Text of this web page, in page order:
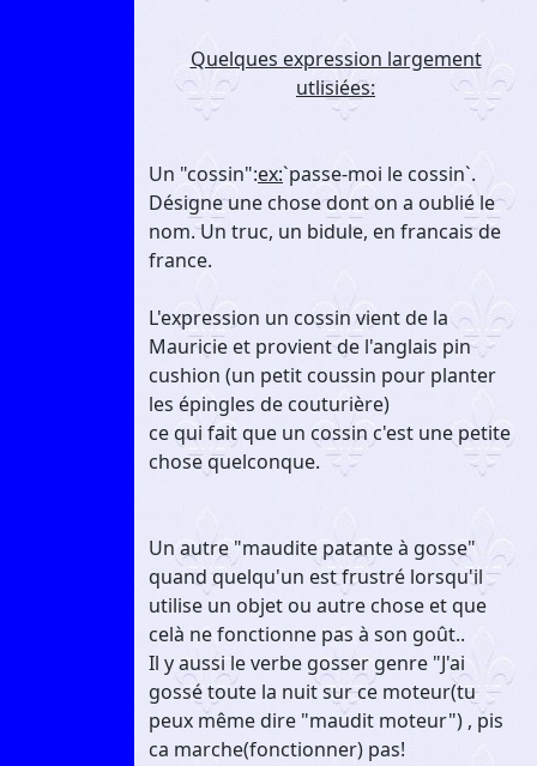
Quelques expression largement
utlisiées:
Un "cossin":ex:`passe-moi le cossin`.
Désigne une chose dont on a oublié le
nom. Un truc, un bidule, en francais de
france.
L'expression un cossin vient de la
Mauricie et provient de l'anglais pin
cushion (un petit coussin pour planter
les épingles de couturière)
ce qui fait que un cossin c'est une petite
chose quelconque.
Un autre "maudite patante à gosse"
quand quelqu'un est frustré lorsqu'il
utilise un objet ou autre chose et que
celà ne fonctionne pas à son goût..
Il y aussi le verbe gosser genre "J'ai
gossé toute la nuit sur ce moteur(tu
peux même dire "maudit moteur") , pis
ca marche(fonctionner) pas!